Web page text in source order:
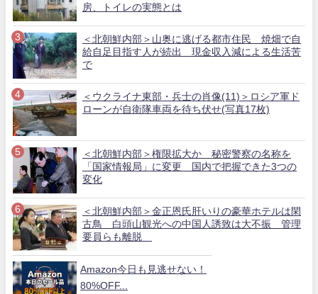
房、トイレの実態とは
＜北朝鮮内部＞山奥に逃げる都市住民 焼畑で自
給自足目指す人が続出 現金収入減による生活苦
で
＜ウクライナ東部・兵士の肖像(11)＞ロシア軍ド
ローンが自衛隊車両を待ち伏せ(写真17枚)
＜北朝鮮内部＞権限拡大か 秘密警察の名称を
「国家情報局」に変更 国内で把握できた3つの
変化
＜北朝鮮内部＞金正恩氏肝いりの豪華ホテルは閑
古鳥 白頭山観光への中国人誘致は大不振 管理
要員らも離脱
Amazon今日も見逃せない！
80%OFF...